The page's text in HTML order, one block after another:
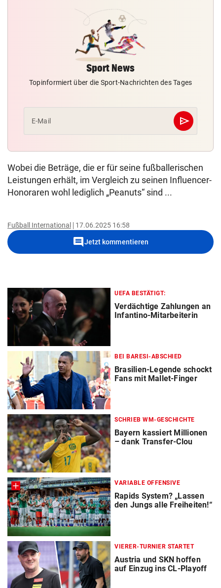
Sport News
Topinformiert über die Sport-Nachrichten des Tages
E-Mail send
Abschicken
Wobei die Beträge, die er für seine fußballerischen
Leistungen erhält, im Vergleich zu seinen Influencer-
Honoraren wohl lediglich „Peanuts“ sind ...
Fußball International 17.06.2025 16:58
commentJetzt kommentieren
UEFA BESTÄTIGT:
Verdächtige Zahlungen an
Infantino-Mitarbeiterin
BEI BARESI-ABSCHIED
Brasilien-Legende schockt
Fans mit Mallet-Finger
SCHRIEB WM-GESCHICHTE
Bayern kassiert Millionen
– dank Transfer-Clou
VARIABLE OFFENSIVE
Rapids System? „Lassen
den Jungs alle Freiheiten!“
VIERER-TURNIER STARTET
Austria und SKN hoffen
auf Einzug ins CL-Playoff